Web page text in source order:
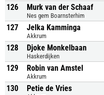
126 Murk van der Schaaf
Nes gem Boarnsterhim
127 Jelka Kamminga
Akkrum
128 Djoke Monkelbaan
Haskerdijken
129 Robin van Amstel
Akkrum
130 Petie de Vries